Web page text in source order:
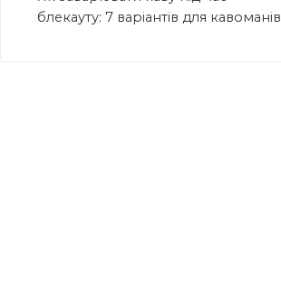
блекауту: 7 варіантів для кавоманів